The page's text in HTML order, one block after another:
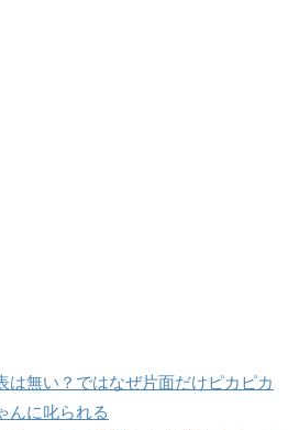
は無い？ではなぜ片面だけピカピカ
んに叱られる